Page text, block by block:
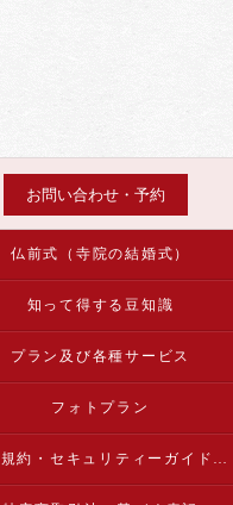
お問い合わせ・予約
仏前式（寺院の結婚式）
知って得する豆知識
プラン及び各種サービス
フォトプラン
利用規約・セキュリティーガイドライン